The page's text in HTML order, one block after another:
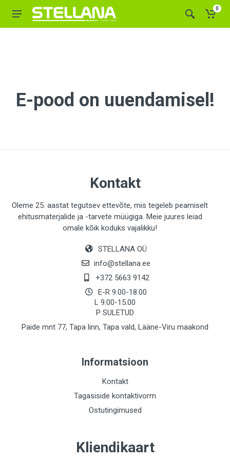
0
E-pood on uuendamisel!
Kontakt
Oleme 25. aastat tegutsev ettevõte, mis tegeleb peamiselt
ehitusmaterjalide ja -tarvete müügiga. Meie juures leiad
omale kõik koduks vajalikku!
STELLANA OÜ
info@stellana.ee
+372 5663 9142
E-R 9.00-18.00
L 9.00-15.00
P SULETUD
Paide mnt 77, Tapa linn, Tapa vald, Lääne-Viru maakond
Informatsioon
Kontakt
Tagasiside kontaktivorm
Ostutingimused
Kliendikaart